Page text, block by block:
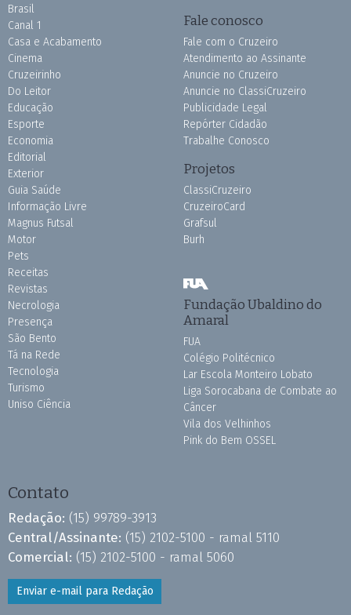
Brasil
Canal 1
Casa e Acabamento
Cinema
Cruzeirinho
Do Leitor
Educação
Esporte
Economia
Editorial
Exterior
Guia Saúde
Informação Livre
Magnus Futsal
Motor
Pets
Receitas
Revistas
Necrologia
Presença
São Bento
Tá na Rede
Tecnologia
Turismo
Uniso Ciência
Fale conosco
Fale com o Cruzeiro
Atendimento ao Assinante
Anuncie no Cruzeiro
Anuncie no ClassiCruzeiro
Publicidade Legal
Repórter Cidadão
Trabalhe Conosco
Projetos
ClassiCruzeiro
CruzeiroCard
Grafsul
Burh
Fundação Ubaldino do
Amaral
FUA
Colégio Politécnico
Lar Escola Monteiro Lobato
Liga Sorocabana de Combate ao
Câncer
Vila dos Velhinhos
Pink do Bem OSSEL
Contato
Redação: (15) 99789-3913
Central/Assinante: (15) 2102-5100 - ramal 5110
Comercial: (15) 2102-5100 - ramal 5060
Enviar e-mail para Redação